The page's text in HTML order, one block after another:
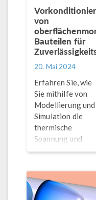
von
Bauteilen für
20. Mai 2024
Erfahren Sie, wie
Sie mithilfe von
Modellierung und
Simulation die
thermische
Spannung und
hygroskopische
Bauelements durch
die 3